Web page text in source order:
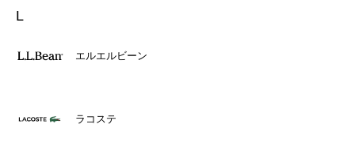
L
エルエルビーン
ラコステ